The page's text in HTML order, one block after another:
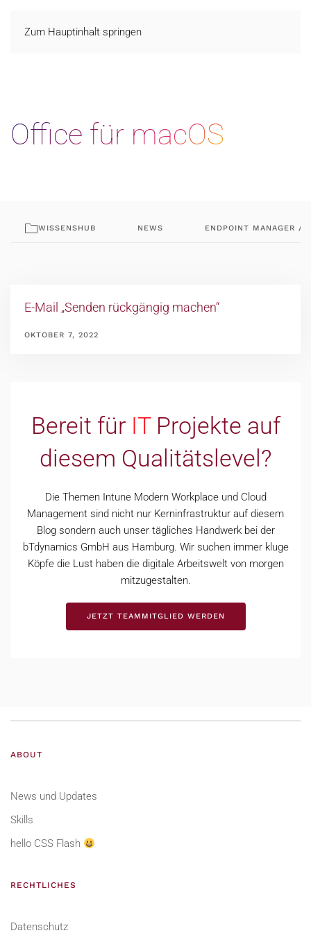
Zum Hauptinhalt springen
Office für macOS
WISSENSHUB NEWS ENDPOINT MANAGER /
E-Mail „Senden rückgängig machen“
OKTOBER 7, 2022
Bereit für ITProjekte auf
diesem Qualitätslevel?
Die Themen Intune Modern Workplace und Cloud
Management sind nicht nur Kerninfrastruktur auf diesem
Blog sondern auch unser tägliches Handwerk bei der
bTdynamics GmbH aus Hamburg. Wir suchen immer kluge
Köpfe die Lust haben die digitale Arbeitswelt von morgen
mitzugestalten.
JETZT TEAMMITGLIED WERDEN
ABOUT
News und Updates
Skills
hello CSS Flash
RECHTLICHES
Datenschutz